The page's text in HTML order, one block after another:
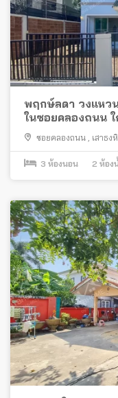
พฤกษ์ลดา วงแหว
ในซอยคลองถนน ใ
ซอยคลองถนน , เสาธง
3 ห้องนอน 2 ห้อง